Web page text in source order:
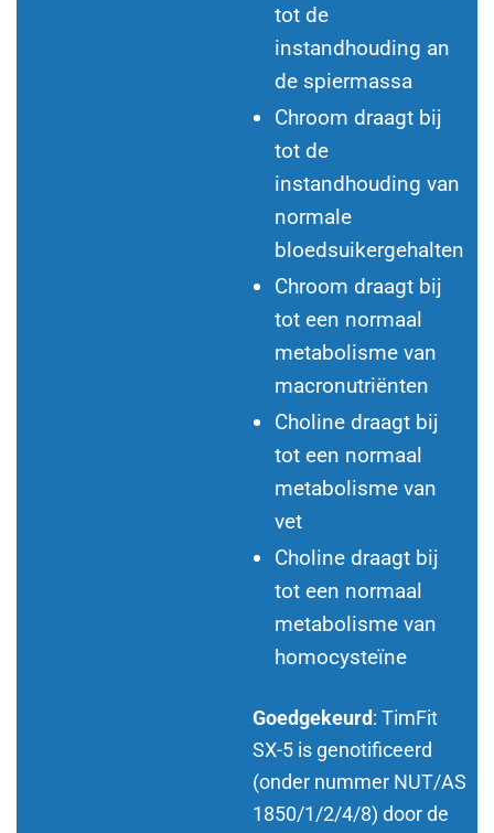
tot de
instandhouding an
de spiermassa
Chroom draagt bij
tot de
instandhouding van
normale
bloedsuikergehalten
Chroom draagt bij
tot een normaal
metabolisme van
macronutriënten
Choline draagt bij
tot een normaal
metabolisme van
vet
Choline draagt bij
tot een normaal
metabolisme van
homocysteïne
Goedgekeurd: TimFit
SX-5 is genotificeerd
(onder nummer NUT/AS
1850/1/2/4/8) door de